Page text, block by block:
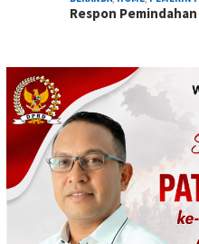
Respon